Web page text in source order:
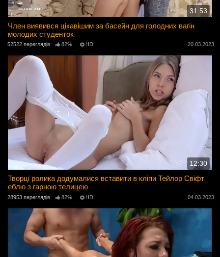
31:53
Член виявився цікавішим за басейн для голодних вагін
молодих студенток
52522 переглядів 82% HD 20.03.2023
12:30
Творці ролика додумалися вставити в кліпи Тейлор Свіфт
еблю з гарною телицею
28953 переглядів 82% HD 04.03.2023